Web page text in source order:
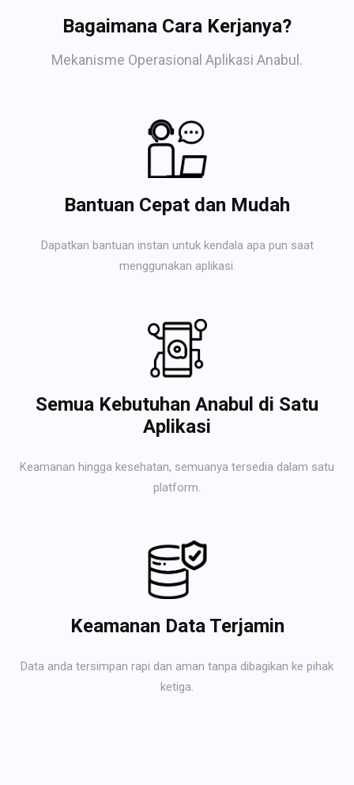
Bagaimana Cara Kerjanya?
Mekanisme Operasional Aplikasi Anabul.
Bantuan Cepat dan Mudah
Dapatkan bantuan instan untuk kendala apa pun saat
menggunakan aplikasi.
Semua Kebutuhan Anabul di Satu
Aplikasi
Keamanan hingga kesehatan, semuanya tersedia dalam satu
platform.
Keamanan Data Terjamin
Data anda tersimpan rapi dan aman tanpa dibagikan ke pihak
ketiga.